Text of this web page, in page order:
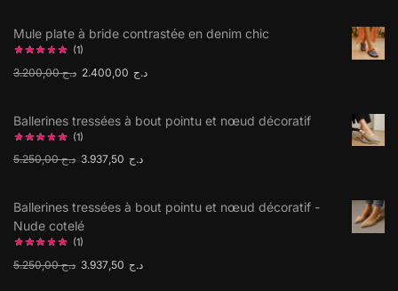
Mule plate à bride contrastée en denim chic
(1)
د.ج3.200,00 د.ج
Ballerines tressées à bout pointu et nœud décoratif
(1)
د.ج5.250,00 د.ج
Ballerines tressées à bout pointu et nœud décoratif -
Nude cotelé
(1)
د.ج5.250,00 د.ج